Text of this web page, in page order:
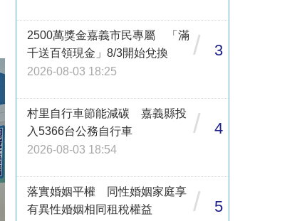
2500萬獎金嘉義市民專屬 「滿
千送百領現金」8/3開始兌換
2026-08-03 18:25
/ 3
村里自行車節能減碳 嘉義縣投
入5366台公務自行車
2026-08-03 18:54
/ 4
落實婚姻平權 同性婚姻家庭享
有異性婚姻相同租稅權益
/ 5